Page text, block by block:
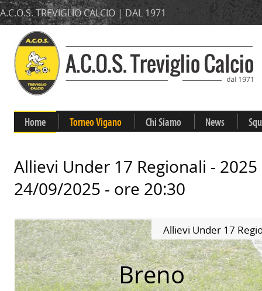
A.C.O.S. TREVIGLIO CALCIO | DAL 1971
Home Torneo Vigano Chi Siamo News
Allievi Under 17 Regionali - 2025
24/09/2025 - ore 20:30
Allievi Under 17
Breno